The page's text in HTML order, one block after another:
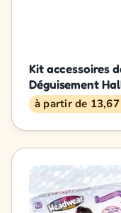
Kit accessoires
Déguisement
à partir de